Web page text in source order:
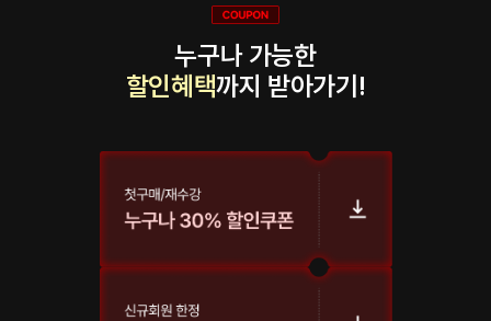
누구나 가능한
할인혜택까지 받아가기!